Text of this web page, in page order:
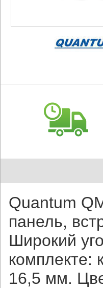
Quantum
панель,
Широкий
комплекте:
16,5 мм.